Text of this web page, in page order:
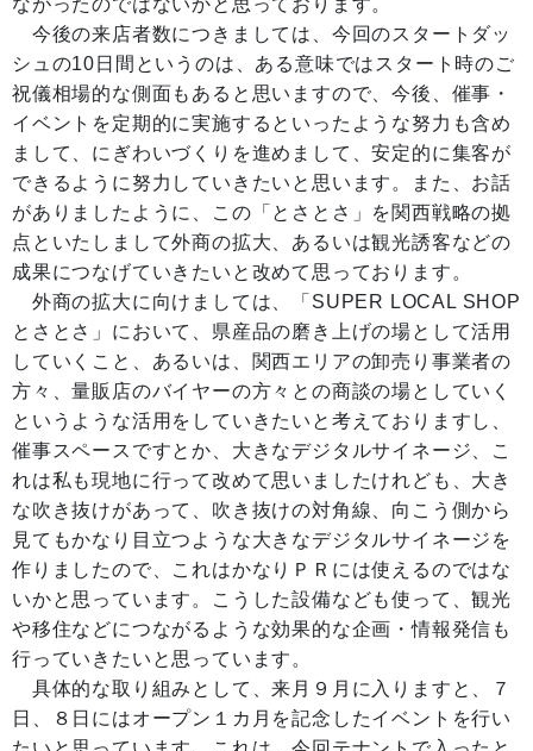
今後の来店者数につきましては、今回のスタートダッ
シュの10日間というのは、ある意味ではスタート時のご
祝儀相場的な側面もあると思いますので、今後、催事・
イベントを定期的に実施するといったような努力も含め
まして、にぎわいづくりを進めまして、安定的に集客が
できるように努力していきたいと思います。また、お話
がありましたように、この「とさとさ」を関西戦略の拠
点といたしまして外商の拡大、あるいは観光誘客などの
成果につなげていきたいと改めて思っております。
外商の拡大に向けましては、「SUPER LOCAL SHOP
とさとさ」において、県産品の磨き上げの場として活用
していくこと、あるいは、関西エリアの卸売り事業者の
方々、量販店のバイヤーの方々との商談の場としていく
というような活用をしていきたいと考えておりますし、
催事スペースですとか、大きなデジタルサイネージ、こ
れは私も現地に行って改めて思いましたけれども、大き
な吹き抜けがあって、吹き抜けの対角線、向こう側から
見てもかなり目立つような大きなデジタルサイネージを
作りましたので、これはかなりＰＲには使えるのではな
いかと思っています。こうした設備なども使って、観光
や移住などにつながるような効果的な企画・情報発信も
行っていきたいと思っています。
具体的な取り組みとして、来月９月に入りますと、７
日、８日にはオープン１カ月を記念したイベントを行い